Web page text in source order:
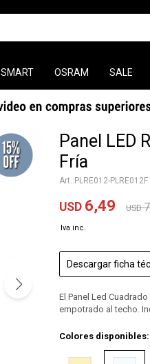
SMART OSRAM SALE
Panel LED
Fría
PLRE012-PLRE012F
USD 6,49 USD
Descargar ficha
El Panel Led
empotrado al techo.
Colores disponibles: